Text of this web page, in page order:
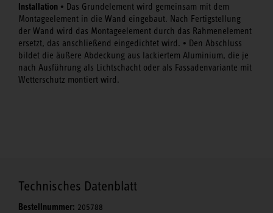
Installation • Das Grundelement wird gemeinsam mit dem
Montageelement in die Wand eingebaut. Nach Fertigstellung
der Wand wird das Montageelement durch das Rahmenelement
ersetzt, das anschließend eingedichtet wird. • Den Abschluss
bildet die äußere Abdeckung aus lackiertem Aluminium, die je
nach Ausführung als Lichtschacht oder als Fassadenvariante mit
Wetterschutz montiert wird.
Technisches Datenblatt
Bestellnummer: 205788